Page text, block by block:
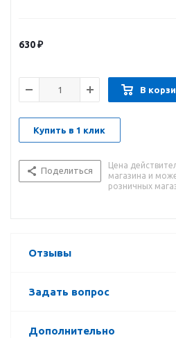
630₽
В
Купить в 1 клик
Поделиться
Цена
магазина и
розничных
Отзывы
Задать вопрос
Дополнительно